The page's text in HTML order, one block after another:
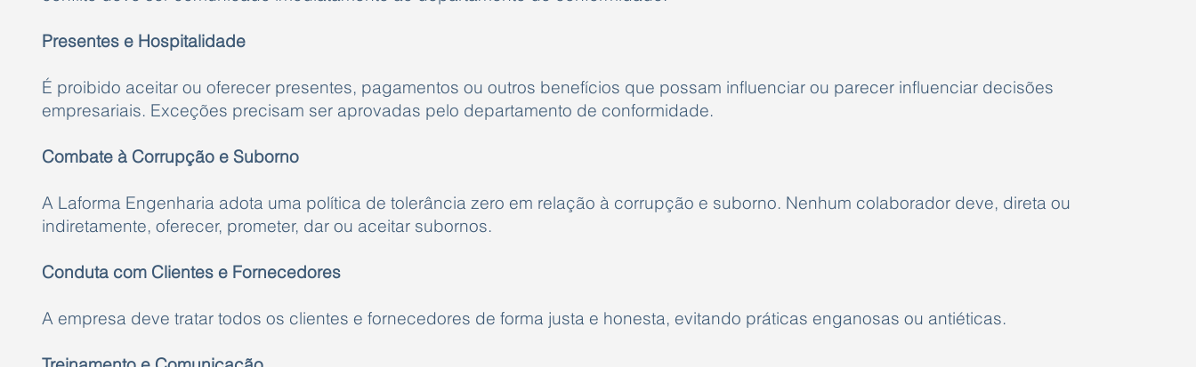
Presentes e Hospitalidade
É proibido aceitar ou oferecer presentes, pagamentos ou outros benefícios que possam influenciar ou parecer influenciar decisões
empresariais. Exceções precisam ser aprovadas pelo departamento de conformidade.
Combate à Corrupção e Suborno
A Laforma Engenharia adota uma política de tolerância zero em relação à corrupção e suborno. Nenhum colaborador deve, direta ou
indiretamente, oferecer, prometer, dar ou aceitar subornos.
Conduta com Clientes e Fornecedores
A empresa deve tratar todos os clientes e fornecedores de forma justa e honesta, evitando práticas enganosas ou antiéticas.